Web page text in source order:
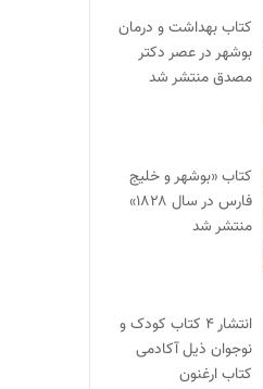
کتاب بهداشت و درمان
بوشهر در عصر دکتر
مصدق منتشر شد
کتاب «بوشهر و خلیج
فارس در سال ۱۸۲۸»
منتشر شد
انتشار ۴ کتاب کودک و
نوجوان ذیل آکادمی
کتاب ارغنون